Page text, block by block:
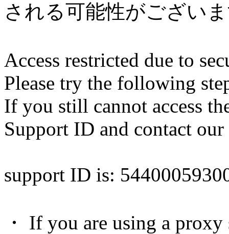
される可能性がござい
Access restricted due to
Please try the following
If you still cannot access
Support ID and contact
support ID is:
・ If you are using a